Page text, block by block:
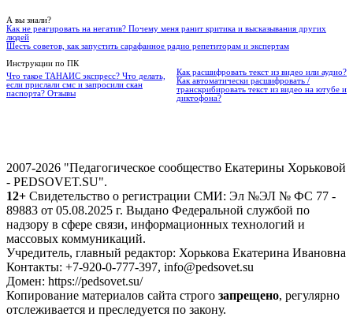
А вы знали?
Как не реагировать на негатив? Почему меня ранит критика и высказывания других
людей
Шесть советов, как запустить сарафанное радио репетиторам и экспертам
Инструкции по ПК
Что такое ТАНАИС экспресс? Что делать,
если прислали смс и запросили скан
паспорта? Отзывы
Как расшифровать текст из видео или аудио?
Как автоматически расшифровать /
транскрибировать текст из видео на ютубе и
диктофона?
2007-2026 "Педагогическое сообщество Екатерины Хорьковой
- PEDSOVET.SU".
12+ Свидетельство о регистрации СМИ: Эл №ЭЛ № ФС 77 -
89883 от 05.08.2025 г. Выдано Федеральной службой по
надзору в сфере связи, информационных технологий и
массовых коммуникаций.
Учредитель, главный редактор: Хорькова Екатерина Ивановна
Контакты: +7-920-0-777-397, info@pedsovet.su
Домен: https://pedsovet.su/
Копирование материалов сайта строго запрещено, регулярно
отслеживается и преследуется по закону.